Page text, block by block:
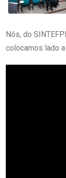
Nós, do
colocamos lado